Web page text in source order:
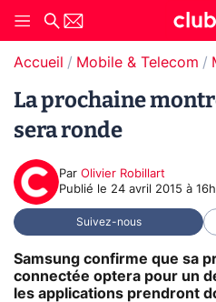
Accueil Mobile & Telecom
La prochaine
sera ronde
Par Olivier Robillart
Publié le 24 avril 2015 à
Suivez-nous
Samsung confirme que sa
connectée optera pour un
les applications prendront